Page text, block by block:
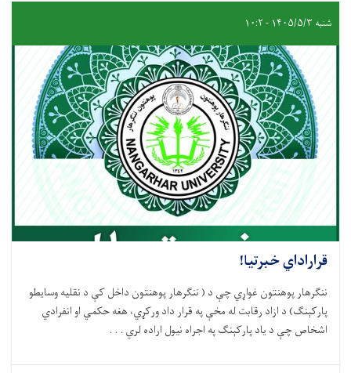
شنبه ۱۴۰۵/۵/۳ - ۱۰:۲
قراراداي خبرتيا!
ننګرهار پوهنتون غواړي چې د ( ننګرهار پوهنتون داخل کې د نقليه وسايطو
پارکېنګ) د ازاد رقابت له مخې په قرار داد ورکړي، هغه حکمي او انفرادي
اشخاص چې د ياد پارکېنګ په اجراه نيول اراده لري . . .